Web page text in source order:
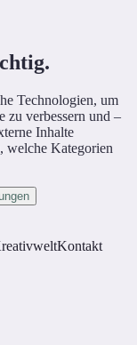
Technologien, um
zu verbessern und –
Inhalte
welche Kategorien
Kontakt